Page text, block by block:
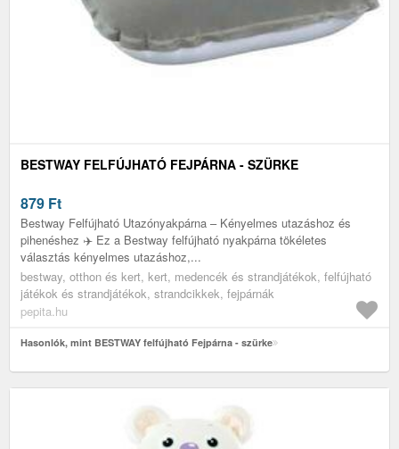
BESTWAY FELFÚJHATÓ FEJPÁRNA - SZÜRKE
879 Ft
Bestway Felfújható Utazónyakpárna – Kényelmes utazáshoz és
pihenéshez ✈️ Ez a Bestway felfújható nyakpárna tökéletes
választás kényelmes utazáshoz,...
bestway, otthon és kert, kert, medencék és strandjátékok, felfújható
játékok és strandjátékok, strandcikkek, fejpárnák
pepita.hu
Hasonlók, mint BESTWAY felfújható Fejpárna - szürke